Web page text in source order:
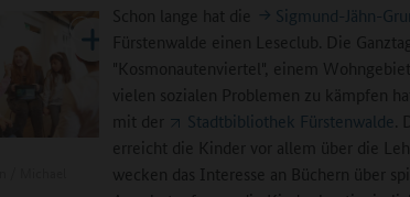
Schon lange hat die Sigmund-Jähn-
Fürstenwalde einen Leseclub. Die
"Kosmonautenviertel", einem
vielen sozialen Problemen zu kämpfen
mit der
Stadtbibliothek Fürstenwalde
erreicht die Kinder vor allem über die
wecken das Interesse an Büchern über